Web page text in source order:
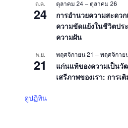
ต.ค.
24
ตุลาคม 24–ตุลาคม 26
การอำนวยความสะดว
ความขัดแย้งในชีวิตปร
ความฝัน
พ.ย.
21
พฤศจิกายน 21 –พฤศจิกาย
แก่นแท้ของความเป็น
เสรีภาพของเรา: การเ
ดูปฏิทิน